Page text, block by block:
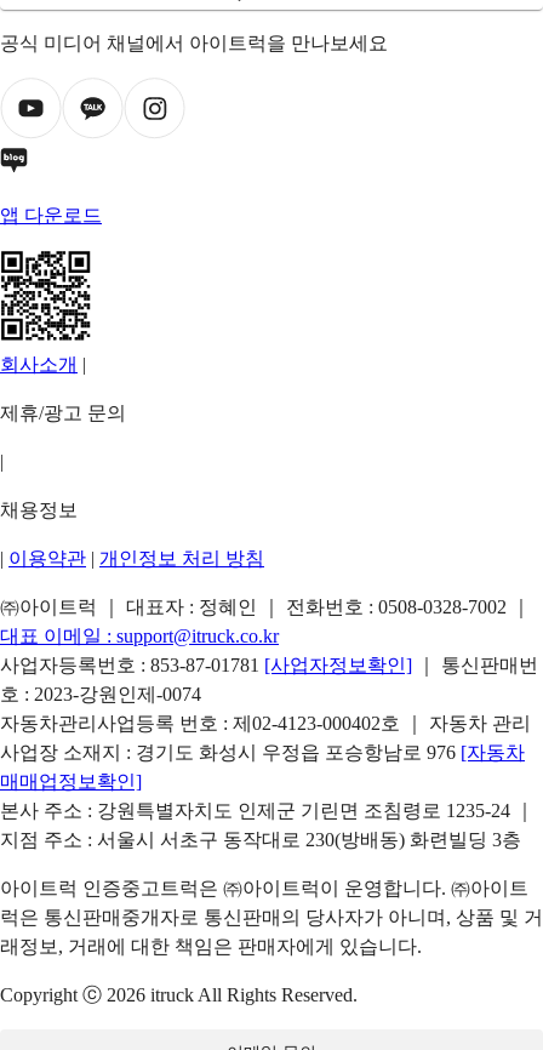
공식 미디어 채널에서 아이트럭을 만나보세요
앱 다운로드
회사소개 |
제휴/광고 문의
|
채용정보
| 이용약관 | 개인정보 처리 방침
㈜아이트럭 ｜ 대표자 : 정혜인 ｜ 전화번호 : 0508-0328-7002
대표 이메일 : support@itruck.co.kr
사업자등록번호 : 853-87-01781 [사업자정보확인]
｜ 통신판매번
호 : 2023-강원인제-0074
자동차관리사업등록 번호 : 제02-4123-000402호 ｜ 자동차 관리
사업장 소재지 : 경기도 화성시 우정읍 포승항남로 976 [자동차
매매업정보확인]
본사 주소 : 강원특별자치도 인제군 기린면 조침령로 1235-24 ｜
지점 주소 : 서울시 서초구 동작대로 230(방배동) 화련빌딩 3층
아이트럭 인증중고트럭은 ㈜아이트럭이 운영합니다. ㈜아이트
럭은 통신판매중개자로 통신판매의 당사자가 아니며, 상품 및 거
래정보, 거래에 대한 책임은 판매자에게 있습니다.
Copyright ⓒ 2026 itruck All Rights Reserved.